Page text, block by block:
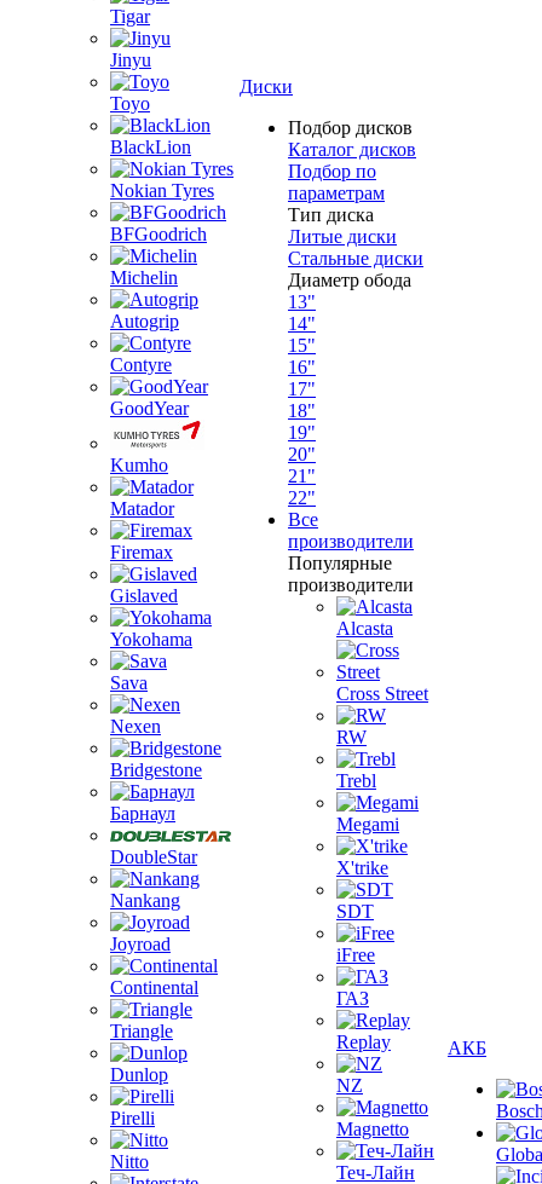
Tigar
Jinyu
Toyo
BlackLion
Nokian Tyres
BFGoodrich
Michelin
Autogrip
Contyre
GoodYear
Kumho
Matador
Firemax
Gislaved
Yokohama
Sava
Nexen
Bridgestone
Барнаул
DoubleStar
Nankang
Joyroad
Continental
Triangle
Dunlop
Pirelli
Nitto
Диски
Подбор дисков
Каталог дисков
Подбор по
параметрам
Тип диска
Литые диски
Стальные диски
Диаметр обода
13"
14"
15"
16"
17"
18"
19"
20"
21"
22"
Все
производители
Популярные
производители
Alcasta
Cross Street
RW
Trebl
Megami
X'trike
SDT
iFree
ГАЗ
Replay
NZ
Magnetto
Теч-Лайн
АКБ